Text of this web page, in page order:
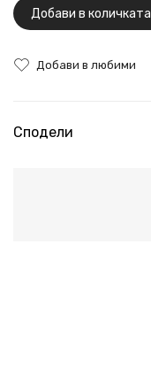
Добави в количката
Добави в любими
Сподели